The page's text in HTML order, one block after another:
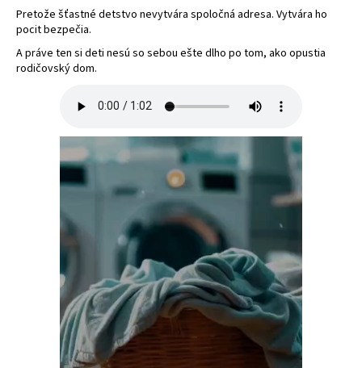
Pretože šťastné detstvo nevytvára spoločná adresa. Vytvára ho
pocit bezpečia.
A práve ten si deti nesú so sebou ešte dlho po tom, ako opustia
rodičovský dom.